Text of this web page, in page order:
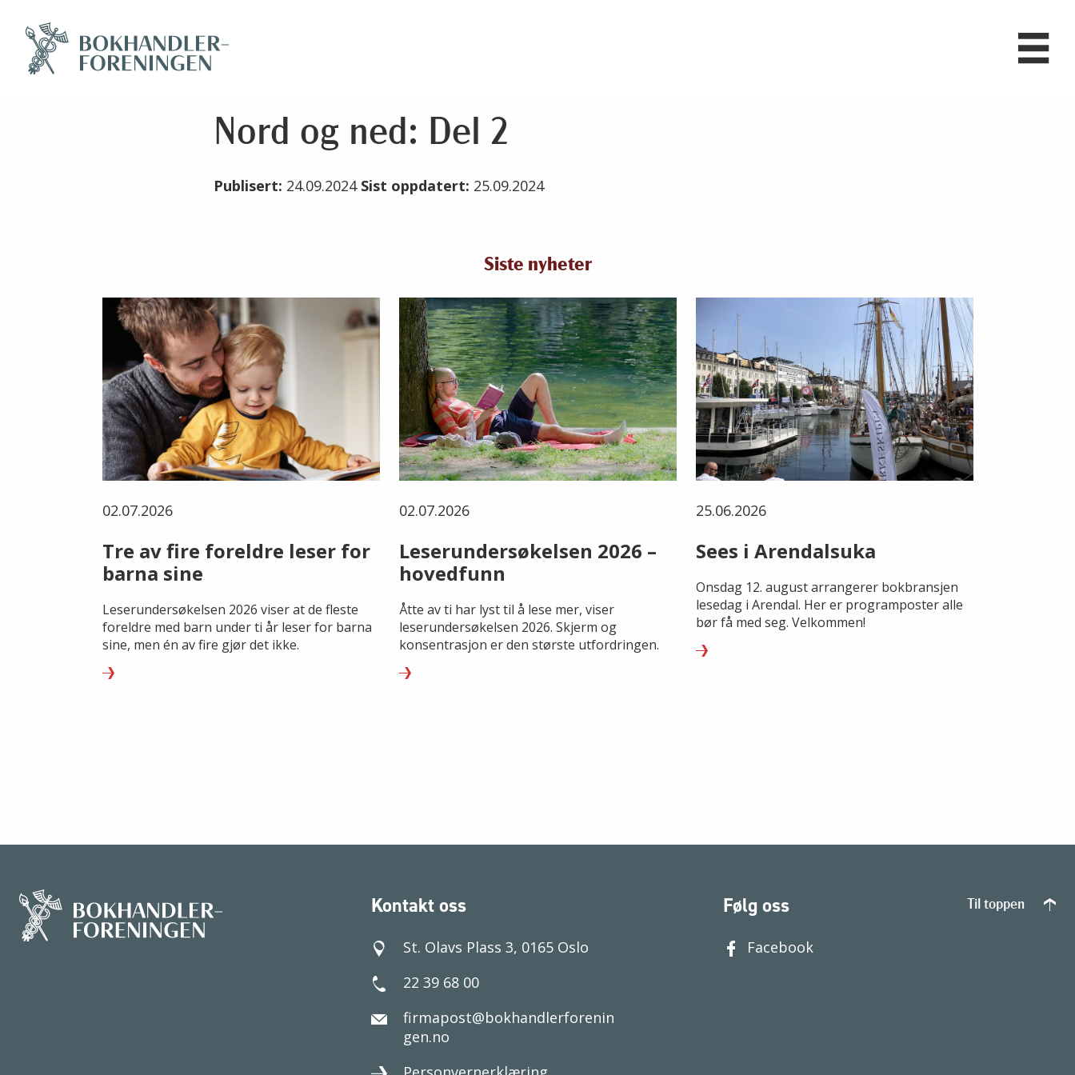
Nord og ned: Del 2
Publisert: 24.09.2024 Sist oppdatert: 25.09.2024
Siste nyheter
02.07.2026
Tre av fire foreldre leser for
barna sine
Leserundersøkelsen 2026 viser at de fleste
foreldre med barn under ti år leser for barna
sine, men én av fire gjør det ikke.
02.07.2026
Leserundersøkelsen 2026 –
hovedfunn
Åtte av ti har lyst til å lese mer, viser
leserundersøkelsen 2026. Skjerm og
konsentrasjon er den største utfordringen.
25.06.2026
Sees i Arendalsuka
Onsdag 12. august arrangerer bokbransjen
lesedag i Arendal. Her er programposter alle
bør få med seg. Velkommen!
Kontakt oss
St. Olavs Plass 3, 0165 Oslo
22 39 68 00
firmapost@bokhandlerforenin
gen.no
Følg oss
Facebook
Til toppen